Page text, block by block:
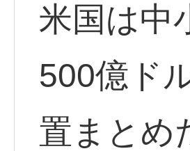
米国は中
500億ド
置まとめ